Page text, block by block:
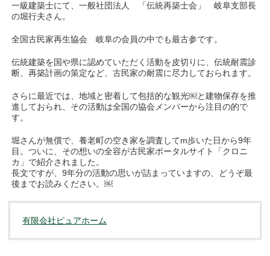
一級建築士にて、一般社団法人 「伝統再築士会」 岐阜支部長
の堀行夫さん。
全国古民家再生協会 岐阜の会員の中でも最古参です。
伝統建築を国や県に認めていただく活動を皮切りに、伝統耐震診
断、再築計画の策定など、古民家の耐震に尽力しておられます。
さらに最近では、地域と密着して包括的な観光￼と建物保存を推
進しておられ、その活動は全国の協会メンバーから注目の的で
す。
堀さんが無償で、養老町の空き家を調査してm歩いた日から9年
目。ついに、その想いの全容が古民家ポータルサイト「クロニ
カ」で紹介されました。
長文ですが、9年分の活動の思いが詰まっていますの、どうぞ最
後までお読みください。￼
有限会社ピュアホーム